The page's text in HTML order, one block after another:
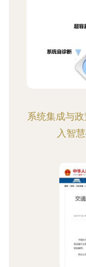
系统集成与
入智